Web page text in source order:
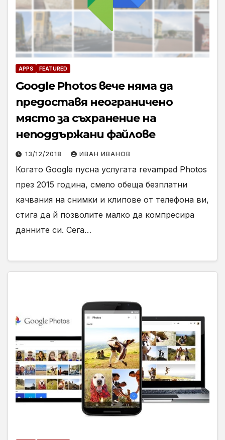
APPS FEATURED
Google Photos вече няма да
предоставя неограничено
място за съхранение на
неподдържани файлове
13/12/2018 ИВАН ИВАНОВ
Когато Google пусна услугата revamped Photos
през 2015 година, смело обеща безплатни
качвания на снимки и клипове от телефона ви,
стига да й позволите малко да компресира
данните си. Сега…